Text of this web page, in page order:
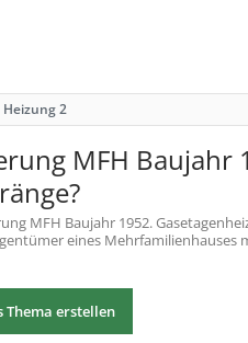
Heizung 2
MFH
MFH Baujahr 1952.
eines
Thema erstellen